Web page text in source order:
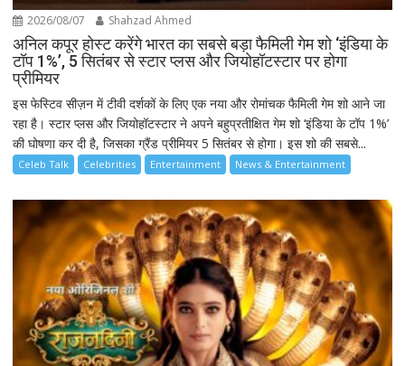
2026/08/07 Shahzad Ahmed
अनिल कपूर होस्ट करेंगे भारत का सबसे बड़ा फैमिली गेम शो ‘इंडिया के
टॉप 1%’, 5 सितंबर से स्टार प्लस और जियोहॉटस्टार पर होगा
प्रीमियर
इस फेस्टिव सीज़न में टीवी दर्शकों के लिए एक नया और रोमांचक फैमिली गेम शो आने जा
रहा है। स्टार प्लस और जियोहॉटस्टार ने अपने बहुप्रतीक्षित गेम शो ‘इंडिया के टॉप 1%’
की घोषणा कर दी है, जिसका ग्रैंड प्रीमियर 5 सितंबर से होगा। इस शो की सबसे...
Celeb Talk Celebrities Entertainment News & Entertainment